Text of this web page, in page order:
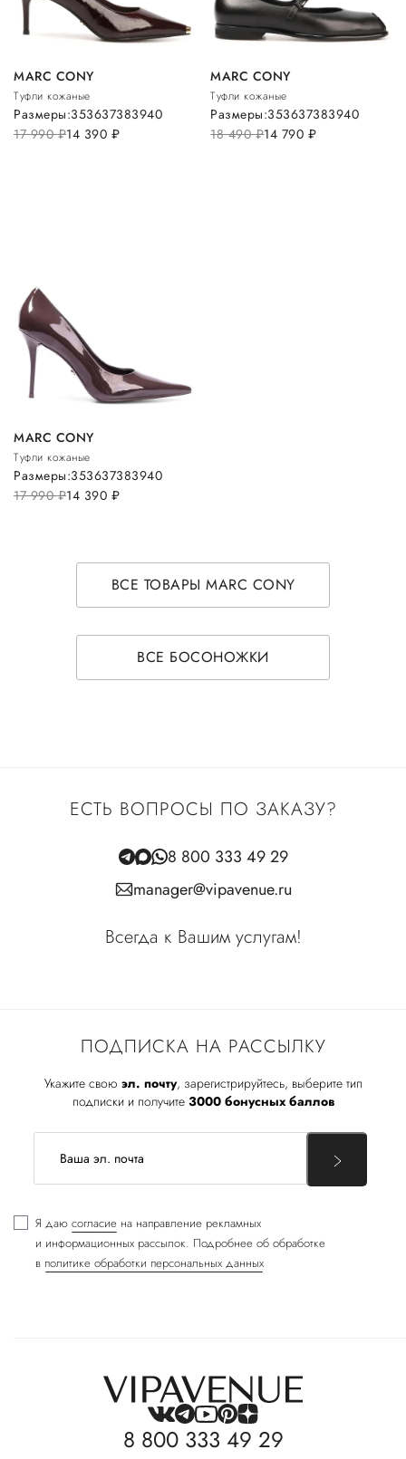
MARC CONY
Туфли кожаные
17 990руб.14 390 руб.
Размеры:353637383940
MARC CONY
Туфли кожаные
18 490руб.14 790 руб.
Размеры:353637383940
MARC CONY
Туфли кожаные
17 990руб.14 390 руб.
Размеры:353637383940
ВСЕ ТОВАРЫ MARC CONY
ВСЕ БОСОНОЖКИ
ПОДПИСКА НА РАССЫЛКУ
Укажите свою эл. почту, зарегистрируйтесь, выберите тип
подписки и получите 3000 бонусных баллов
Я даю согласие на направление рекламных
и информационных рассылок. Подробнее об обработке
в политике обработки персональных данных
ЕСТЬ ВОПРОСЫ ПО ЗАКАЗУ?
8 800 333 49 29
manager@vipavenue.ru
Всегда к Вашим услугам!
8 800 333 49 29